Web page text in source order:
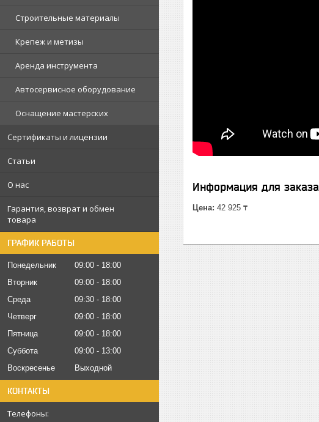
Строительные материалы
Крепеж и метизы
Аренда инструмента
Автосервисное оборудование
Оснащение мастерских
Сертификаты и лицензии
Статьи
О нас
Гарантия, возврат и обмен
товара
ГРАФИК РАБОТЫ
Понедельник 09:00
18:00
Вторник
09:00
18:00
Среда
09:30
18:00
Четверг
09:00
18:00
Пятница
09:00
18:00
Суббота
09:00
13:00
Воскресенье
Выходной
КОНТАКТЫ
Информация для заказа
Цена: 42 925 ₸